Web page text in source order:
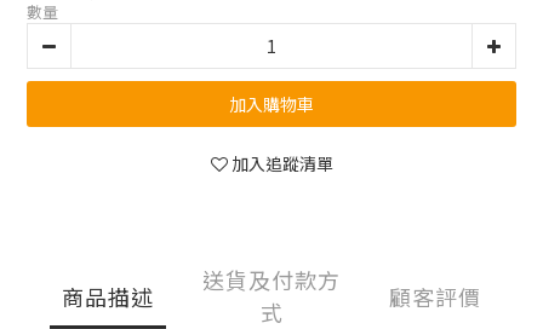
數量
加入購物車
加入追蹤清單
商品描述
送貨及付款方
式
顧客評價